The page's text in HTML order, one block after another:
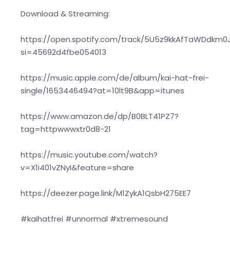
Download & Streaming:
https://open.spotify.com/track/
si=45692d4fbe054013
https://music.apple.com/de/album/kai-hat-frei-
single/1653446494?at=10lt9B&app=itunes
https://www.amazon.de/dp/B0BLT41PZ7?
tag=httpwwwxtr0d8-21
https://music.youtube.com/watch?
v=X1i401vZNyI&feature=share
https://deezer.page.link/M1ZykA1QsbH275EE7
#kaihatfrei #unnormal #xtremesound